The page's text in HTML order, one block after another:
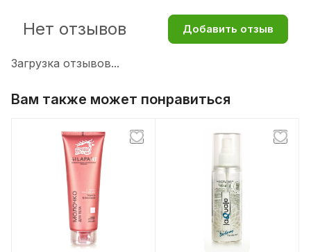
Загрузка отзывов...
Нет отзывов Добавить отзыв
Вам также может понравиться